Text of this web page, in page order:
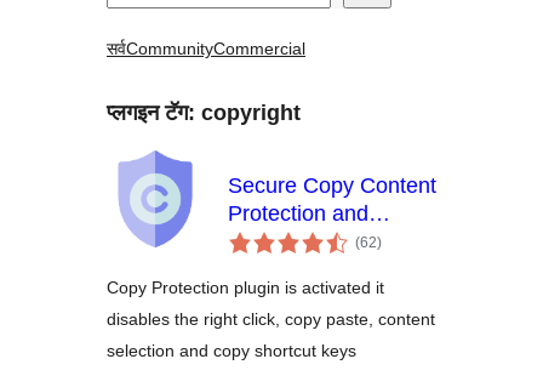
सर्वCommunityCommercial
प्लगइन टॅग: copyright
Secure Copy Content
Protection and
Content Locking
(62एकूण
मूल्यांकन
)
Copy Protection plugin is activated it
disables the right click, copy paste, content
selection and copy shortcut keys